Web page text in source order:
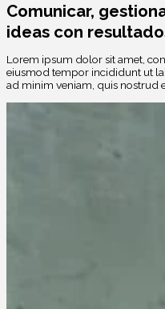
Comunicar,
ideas con
Lorem ipsum dolor sit amet,
eiusmod tempor incididunt ut
ad minim veniam, quis nostrud